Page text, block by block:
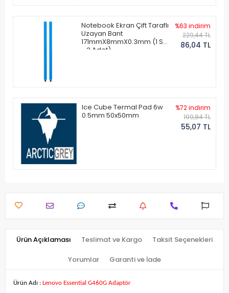
Notebook Ekran Çift Taraflı
Uzayan Bant
171mmX8mmX0.3mm (1 Set
- 2 Adet)
%63 indirim
229,44 TL
86,04 TL
Ice Cube Termal Pad 6w
0.5mm 50x50mm
%72 indirim
199,84 TL
55,07 TL
Ürün Açıklaması Teslimat ve Kargo Taksit Seçenekleri
Yorumlar Garanti ve İade
Ürün Adı : Lenovo Essential G460G Adaptör